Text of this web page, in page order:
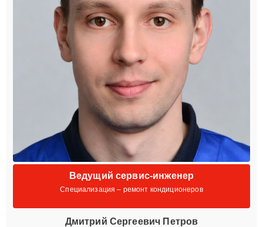
Ведущий сервис-инженер
Специализация – ремонт кондиционеров
Дмитрий Сергеевич Петров